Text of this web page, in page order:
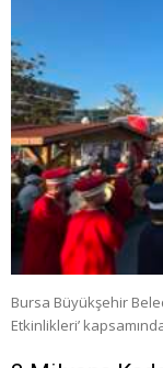
Bursa Büyükşehir
Etkinlikleri’